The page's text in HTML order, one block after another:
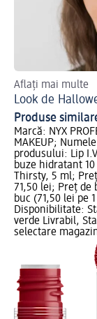
Aflați mai multe
Look de
Produse
Marcă: NYX
MAKEUP; Numele
produsului: Lip
buze hidratant
Thirsty, 5 ml;
71,50 lei; Preț de
buc (71,50 lei pe
Disponibilitate:
verde Livrabil,
selectare